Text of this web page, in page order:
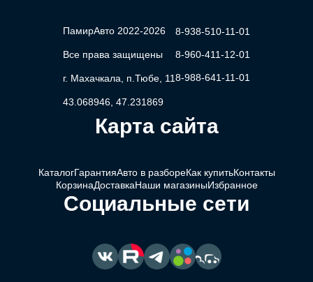
ПамирАвто 2022-2026
Все права защищены
г. Махачкала, п.Тюбе, 11
43.068946, 47.231869
8-938-510-11-01
8-960-411-12-01
8-988-641-11-01
Карта сайта
КаталогГарантияАвто в разбореКак купитьКонтакты
КорзинаДоставкаНаши магазиныИзбранное
Социальные сети